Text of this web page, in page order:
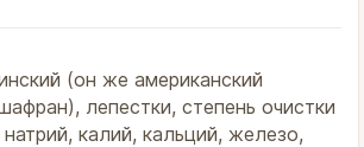
(он же американский
лепестки, степень очистки
калий, кальций, железо,